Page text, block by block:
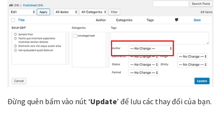
Đừng quên bấm vào nút ‘Update’ để lưu các thay đổi của bạn.